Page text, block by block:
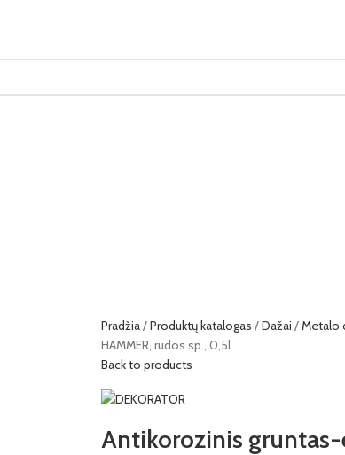
Pradžia Produktų katalogas Dažai Metalo
HAMMER, rudos sp., 0,5l
Back to products
Antikorozinis gruntas-